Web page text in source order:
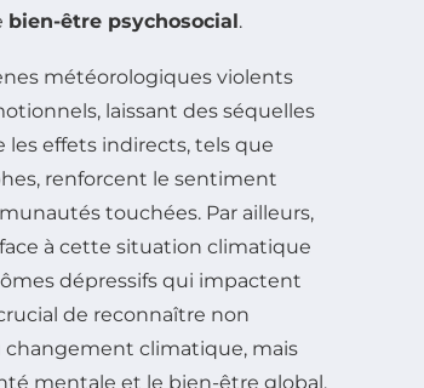
bien-être psychosocial.
météorologiques violents
laissant des séquelles
effets indirects, tels que
renforcent le sentiment
touchées. Par ailleurs,
à cette situation climatique
dépressifs qui impactent
de reconnaître non
climatique, mais
mentale et le bien-être global.